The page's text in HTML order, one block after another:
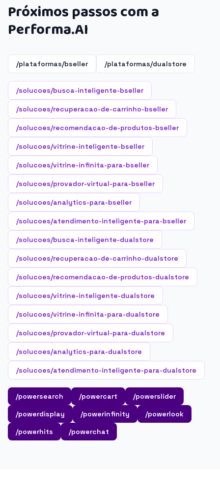
Próximos passos com a
Performa.AI
/plataformas/bseller /plataformas/dualstore
/solucoes/busca-inteligente-bseller
/solucoes/recuperacao-de-carrinho-bseller
/solucoes/recomendacao-de-produtos-bseller
/solucoes/vitrine-inteligente-bseller
/solucoes/vitrine-infinita-para-bseller
/solucoes/provador-virtual-para-bseller
/solucoes/analytics-para-bseller
/solucoes/atendimento-inteligente-para-bseller
/solucoes/busca-inteligente-dualstore
/solucoes/recuperacao-de-carrinho-dualstore
/solucoes/recomendacao-de-produtos-dualstore
/solucoes/vitrine-inteligente-dualstore
/solucoes/vitrine-infinita-para-dualstore
/solucoes/provador-virtual-para-dualstore
/solucoes/analytics-para-dualstore
/solucoes/atendimento-inteligente-para-dualstore
/powersearch /powercart
/powerslider
/powerdisplay
/powerinfinity
/powerlook
/powerhits
/powerchat